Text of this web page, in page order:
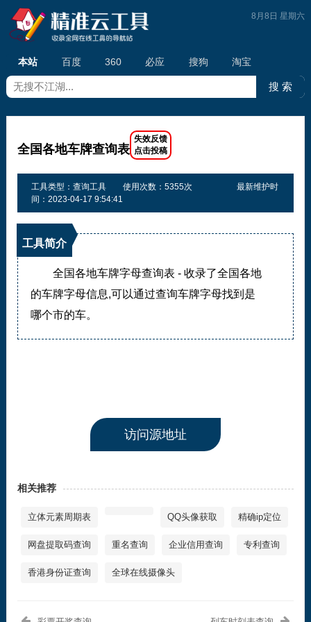
本站 百度 360 必应 搜狗 淘宝
8月8日 星期六
全国各地车牌查询表
工具类型：查询工具 使用次数：5355次
最新维护时
间：2023-04-17 9:54:41
工具简介
全国各地车牌字母查询表 - 收录了全国各地
的车牌字母信息,可以通过查询车牌字母找到是
哪个市的车。
访问源地址
相关推荐
立体元素周期表 QQ头像获取 精确ip定位
网盘提取码查询 重名查询 企业信用查询 专利查询
香港身份证查询 全球在线摄像头